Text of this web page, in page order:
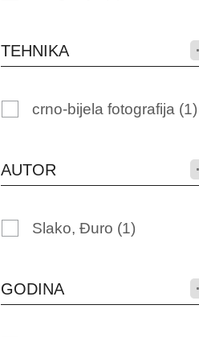
TEHNIKA
crno-bijela fotografija (1)
AUTOR
Slako, Đuro (1)
GODINA